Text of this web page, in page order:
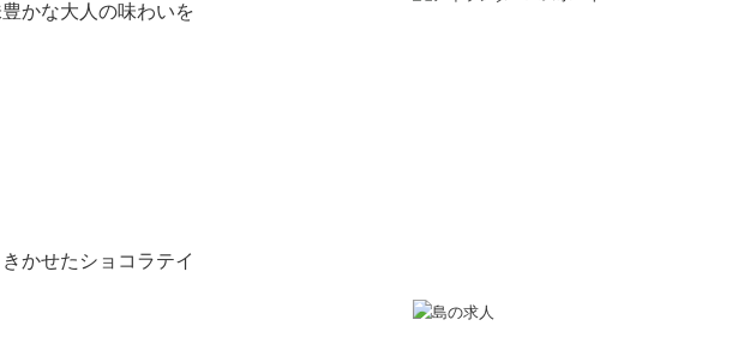
かな大人の味わいを
かせたショコラテイ